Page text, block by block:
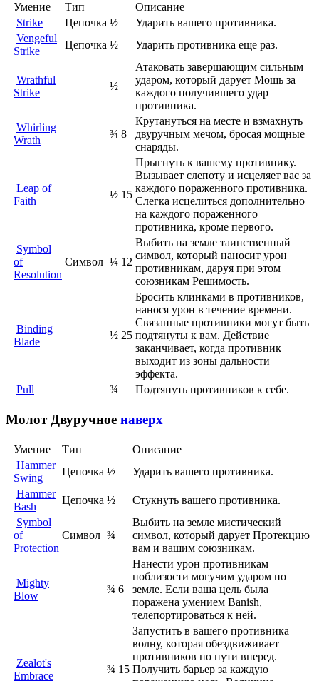
Умение Тип
Описание
Strike
Цепочка ½
Ударить вашего противника.
Vengeful
Strike
Цепочка ½ Ударить противника еще раз.
Wrathful
Strike
½
Атаковать завершающим сильным
ударом, который дарует Мощь за
каждого получившего удар
противника.
Whirling
Wrath
¾ 8
Крутануться на месте и взмахнуть
двуручным мечом, бросая мощные
снаряды.
Leap of
Faith
½ 15
Прыгнуть к вашему противнику.
Вызывает слепоту и исцеляет вас за
каждого пораженного противника.
Слегка исцелиться дополнительно
на каждого пораженного
противника, кроме первого.
Symbol
of
Resolution
Символ ¼ 12
Выбить на земле таинственный
символ, который наносит урон
противникам, даруя при этом
союзникам Решимость.
Binding
Blade
½ 25
Бросить клинками в противников,
нанося урон в течение времени.
Связанные противники могут быть
подтянуты к вам. Действие
заканчивает, когда противник
выходит из зоны дальности
эффекта.
Pull
¾ Подтянуть противников к себе.
Молот Двуручное наверх
Умение Тип
Описание
Hammer
Swing
Цепочка ½
Ударить вашего противника.
Hammer
Bash
Цепочка ½
Стукнуть вашего противника.
Symbol
of
Protection
Символ ¾
Выбить на земле мистический
символ, который дарует Протекцию
вам и вашим союзникам.
Mighty
Blow
¾ 6
Нанести урон противникам
поблизости могучим ударом по
земле. Если ваша цель была
поражена умением Banish,
телепортироваться к ней.
Zealot's
Embrace
¾ 15
Запустить в вашего противника
волну, которая обездвиживает
противников по пути вперед.
Получить барьер за каждую